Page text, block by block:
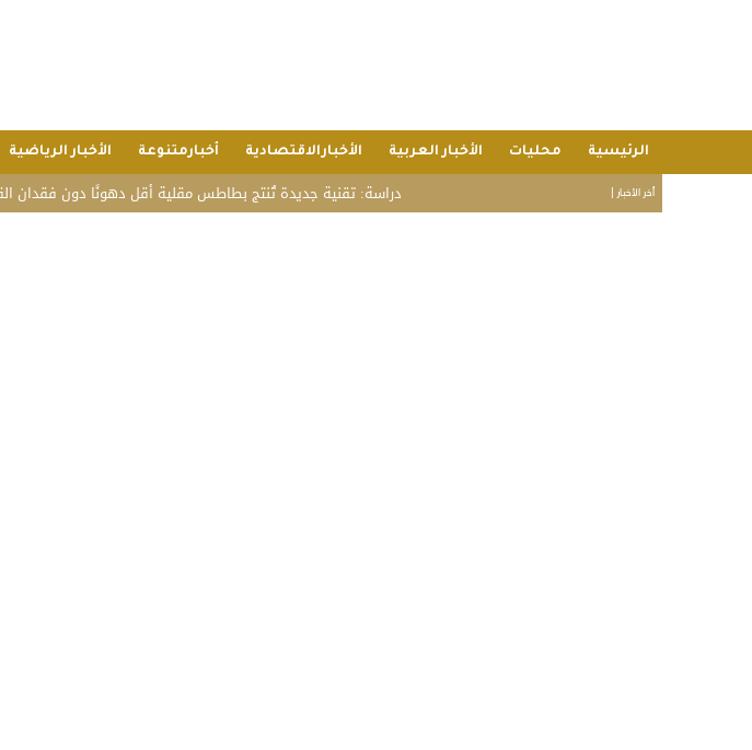
الرئيسية محليات الأخبار العربية الأخبارالاقتصادية أخبارمتنوعة الأخبار الرياضية
أخر الأخبار | دراسة: تقنية جديدة تُنتج بطاطس مقلية أقل دهونًا دون فقدان القرمشة